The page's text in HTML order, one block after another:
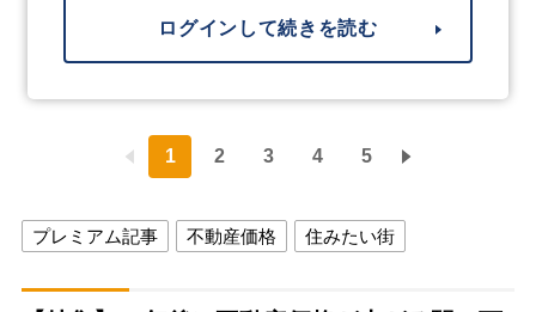
ログインして続きを読む
1 2 3 4 5
プレミアム記事 不動産価格 住みたい街